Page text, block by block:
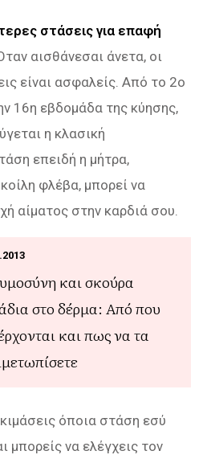
στάσεις για επαφή
αισθάνεσαι άνετα, οι
είναι ασφαλείς. Από το 2ο
16η εβδομάδα της κύησης,
η κλασική
επειδή η μήτρα,
φλέβα, μπορεί να
αίματος στην καρδιά σου.
και σκούρα
στο δέρμα: Από που
και πως να τα
όποια στάση εσύ
μπορείς να ελέγχεις τον